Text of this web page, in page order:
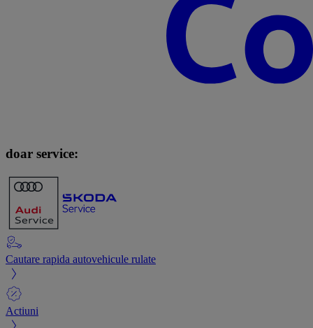
doar service:
Cautare rapida autovehicule rulate
Actiuni